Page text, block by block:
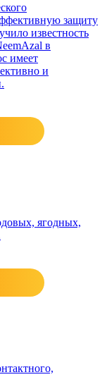
защиту
известность
в
имеет
и
ягодных,